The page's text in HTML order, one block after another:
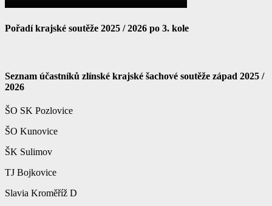
Pořadí krajské soutěže 2025 / 2026 po 3. kole
Seznam účastníků zlínské krajské šachové soutěže západ 2025 /
2026
ŠO SK Pozlovice
ŠO Kunovice
ŠK Sulimov
TJ Bojkovice
Slavia Kroměříž D